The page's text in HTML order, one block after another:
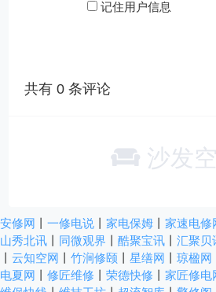
记住用户信息
共有0 条评论
沙发
安修网 一修电说 家电保姆 家速电修
山秀北讯
同微观界 酷聚宝讯 汇聚贝
云知空网 竹涧修颐 星缮网 琼楹网
电夏网
修匠维修 荣德快修 家匠修电